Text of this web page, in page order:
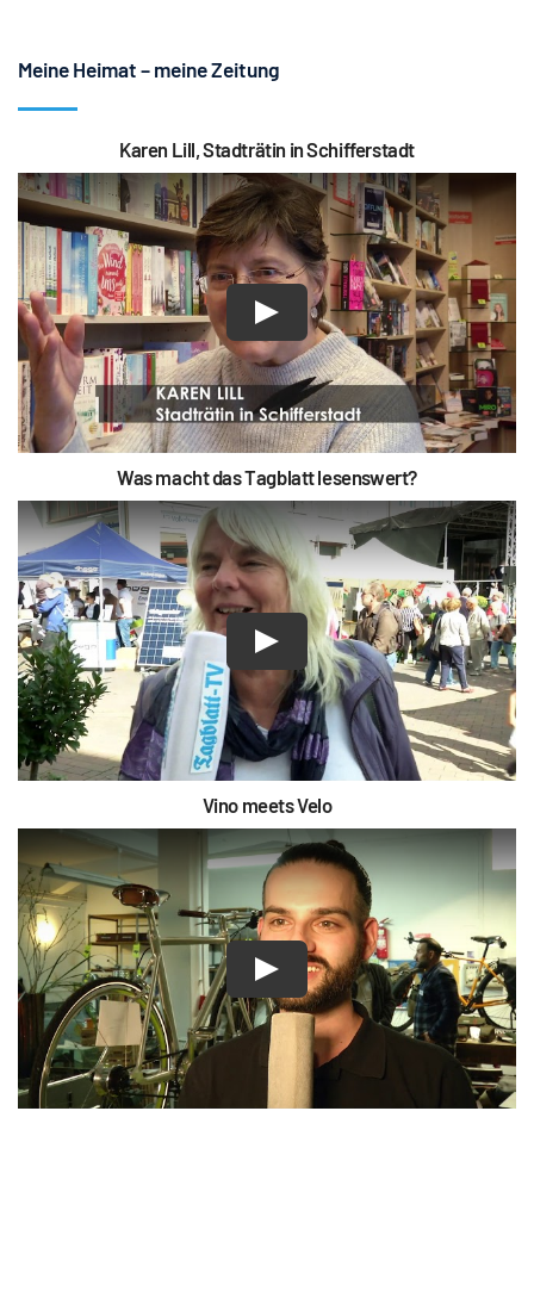
Meine Heimat – meine Zeitung
Karen Lill, Stadträtin in Schifferstadt
Was macht das Tagblatt lesenswert?
Vino meets Velo